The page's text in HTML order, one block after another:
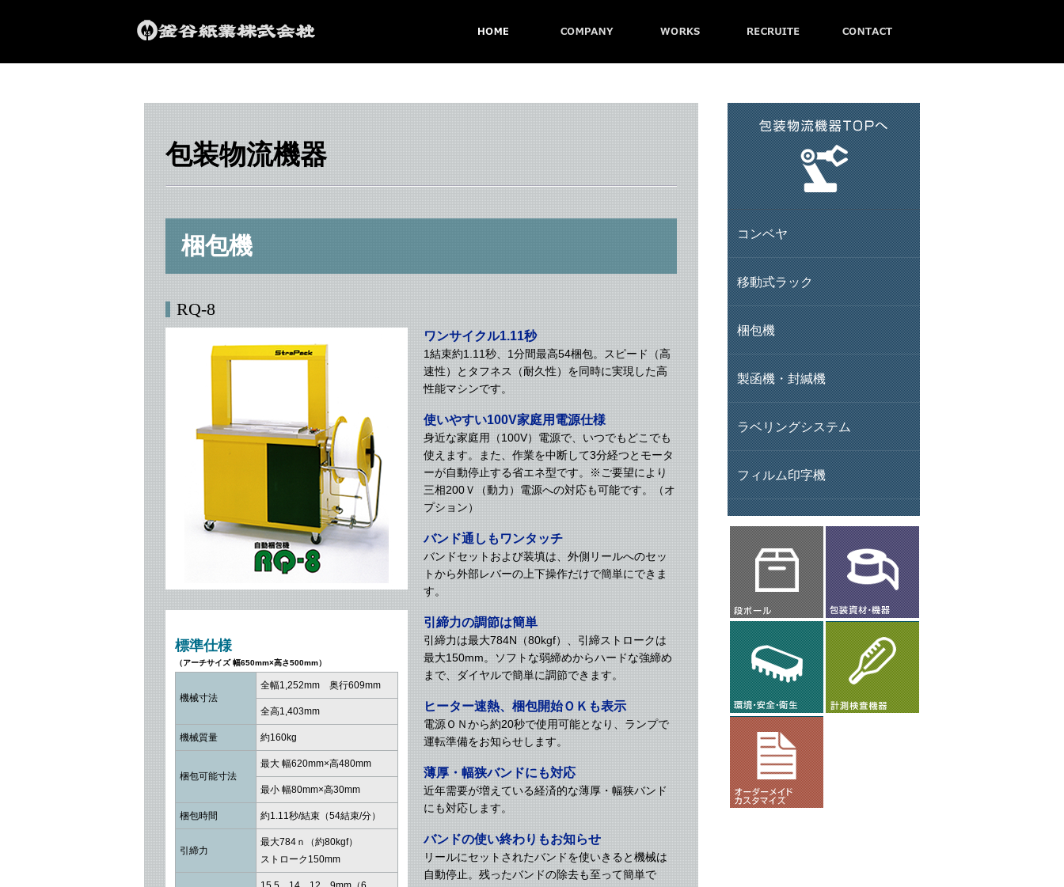
包装物流機器
梱包機
RQ-8
標準仕様
（アーチサイズ 幅650mm×高さ500mm）
機械寸法
全幅1,252mm 奥行609mm
全高1,403mm
機械質量 約160kg
梱包可能寸法
最大 幅620mm×高480mm
最小 幅80mm×高30mm
梱包時間 約1.11秒/結束（54結束/分）
引締力
最大784ｎ（約80kgf）
ストローク150mm
ワンサイクル1.11秒
1結束約1.11秒、1分間最高54梱包。スピード（高
速性）とタフネス（耐久性）を同時に実現した高
性能マシンです。
使いやすい100V家庭用電源仕様
身近な家庭用（100V）電源で、いつでもどこでも
使えます。また、作業を中断して3分経つとモータ
ーが自動停止する省エネ型です。※ご要望により
三相200Ｖ（動力）電源への対応も可能です。（オ
プション）
バンド通しもワンタッチ
バンドセットおよび装填は、外側リールへのセッ
トから外部レバーの上下操作だけで簡単にできま
す。
引締力の調節は簡単
引締力は最大784N（80kgf）、引締ストロークは
最大150mm。ソフトな弱締めからハードな強締め
まで、ダイヤルで簡単に調節できます。
ヒーター速熱、梱包開始ＯＫも表示
電源ＯＮから約20秒で使用可能となり、ランプで
運転準備をお知らせします。
薄厚・幅狭バンドにも対応
近年需要が増えている経済的な薄厚・幅狭バンド
にも対応します。
バンドの使い終わりもお知らせ
リールにセットされたバンドを使いきると機械は
自動停止。残ったバンドの除去も至って簡単で
コンベヤ
移動式ラック
梱包機
製函機・封緘機
ラベリングシステム
フィルム印字機